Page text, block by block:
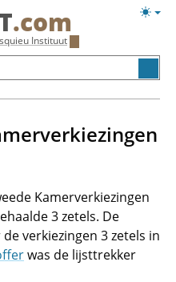
.com
Instituut
Kamerverkiezingen
3 zetels. De
verkiezingen 3 zetels in
was de lijsttrekker